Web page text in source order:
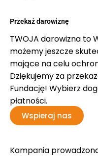
Przekaż darowiznę
TWOJA darowizna to
możemy jeszcze
mające na celu
Dziękujemy za
Fundację! Wybierz
płatności.
Wspieraj nas
Kampania